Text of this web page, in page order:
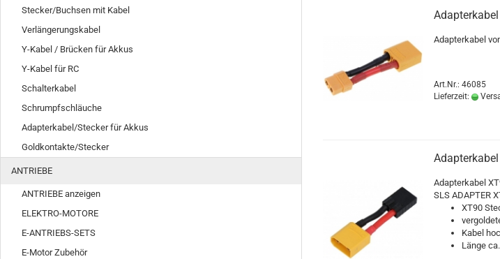
Adapterkabel
Art.Nr.: 46085
Lieferzeit:
Adapterkabel
SLS ADAPTER
XT90
Kabel
Länge
Stecker/Buchsen mit Kabel
Verlängerungskabel
Y-Kabel / Brücken für Akkus
Y-Kabel für RC
Schalterkabel
Schrumpfschläuche
Adapterkabel/Stecker für Akkus
Goldkontakte/Stecker
ANTRIEBE
ANTRIEBE anzeigen
ELEKTRO-MOTORE
E-ANTRIEBS-SETS
E-Motor Zubehör